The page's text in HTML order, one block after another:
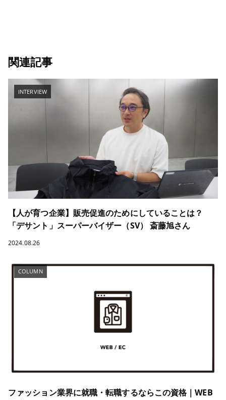
関連記事
INTERVIEW
【人が育つ企業】販売促進のためにしていることは？
「デサント」スーパーバイザー（SV） 斎藤旭さん
2024.08.26
COLUMN
ファッション業界に就職・転職するならこの資格｜WEB